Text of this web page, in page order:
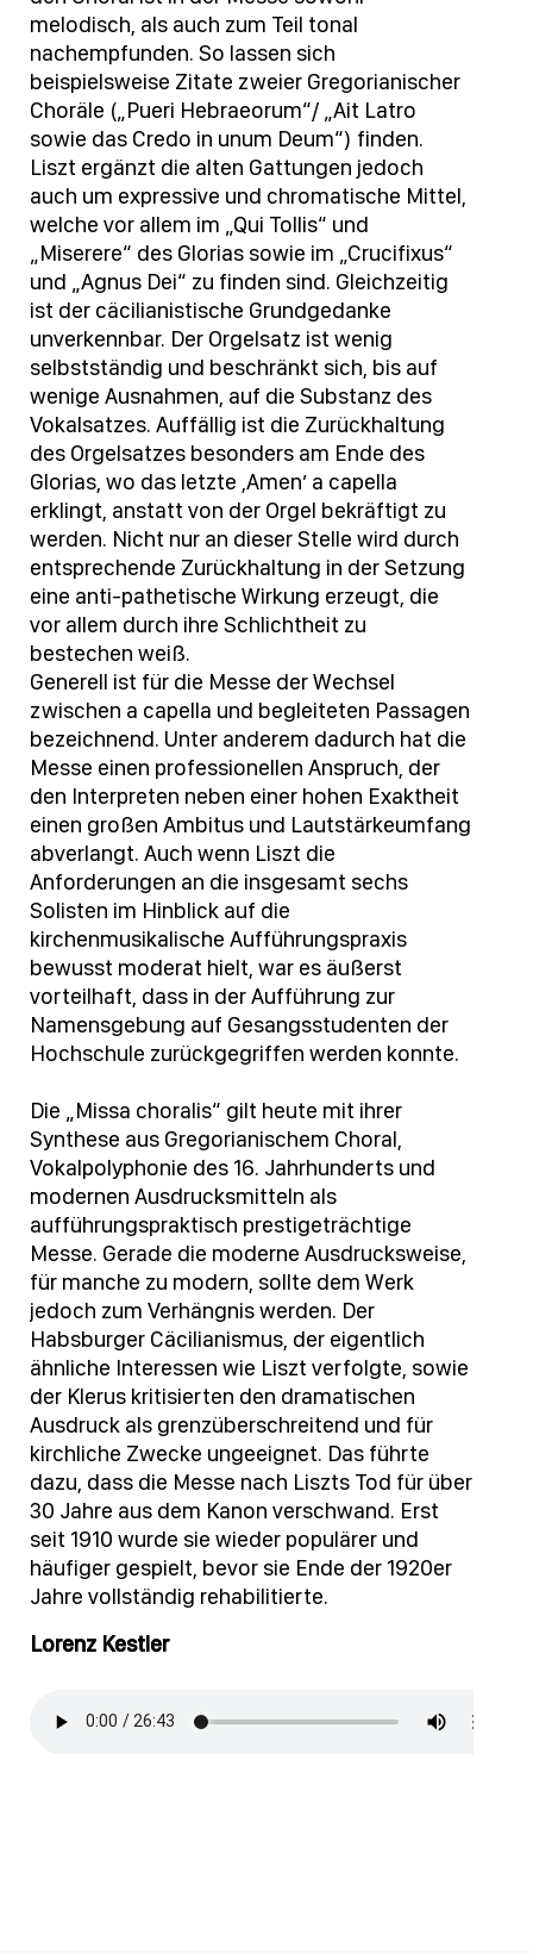
melodisch, als auch zum Teil tonal
nachempfunden. So lassen sich
beispielsweise Zitate zweier Gregorianischer
Choräle („Pueri Hebraeorum“/ „Ait Latro
sowie das Credo in unum Deum“) finden.
Liszt ergänzt die alten Gattungen jedoch
auch um expressive und chromatische Mittel,
welche vor allem im „Qui Tollis“ und
„Miserere“ des Glorias sowie im „Crucifixus“
und „Agnus Dei“ zu finden sind. Gleichzeitig
ist der cäcilianistische Grundgedanke
unverkennbar. Der Orgelsatz ist wenig
selbstständig und beschränkt sich, bis auf
wenige Ausnahmen, auf die Substanz des
Vokalsatzes. Auffällig ist die Zurückhaltung
des Orgelsatzes besonders am Ende des
Glorias, wo das letzte ,Amen’ a capella
erklingt, anstatt von der Orgel bekräftigt zu
werden. Nicht nur an dieser Stelle wird durch
entsprechende Zurückhaltung in der Setzung
eine anti-pathetische Wirkung erzeugt, die
vor allem durch ihre Schlichtheit zu
bestechen weiß.
Generell ist für die Messe der Wechsel
zwischen a capella und begleiteten Passagen
bezeichnend. Unter anderem dadurch hat die
Messe einen professionellen Anspruch, der
den Interpreten neben einer hohen Exaktheit
einen großen Ambitus und Lautstärkeumfang
abverlangt. Auch wenn Liszt die
Anforderungen an die insgesamt sechs
Solisten im Hinblick auf die
kirchenmusikalische Aufführungspraxis
bewusst moderat hielt, war es äußerst
vorteilhaft, dass in der Aufführung zur
Namensgebung auf Gesangsstudenten der
Hochschule zurückgegriffen werden konnte.
Die „Missa choralis“ gilt heute mit ihrer
Synthese aus Gregorianischem Choral,
Vokalpolyphonie des 16. Jahrhunderts und
modernen Ausdrucksmitteln als
aufführungspraktisch prestigeträchtige
Messe. Gerade die moderne Ausdrucksweise,
für manche zu modern, sollte dem Werk
jedoch zum Verhängnis werden. Der
Habsburger Cäcilianismus, der eigentlich
ähnliche Interessen wie Liszt verfolgte, sowie
der Klerus kritisierten den dramatischen
Ausdruck als grenzüberschreitend und für
kirchliche Zwecke ungeeignet. Das führte
dazu, dass die Messe nach Liszts Tod für über
30 Jahre aus dem Kanon verschwand. Erst
seit 1910 wurde sie wieder populärer und
häufiger gespielt, bevor sie Ende der 1920er
Jahre vollständig rehabilitierte.
Lorenz Kestler